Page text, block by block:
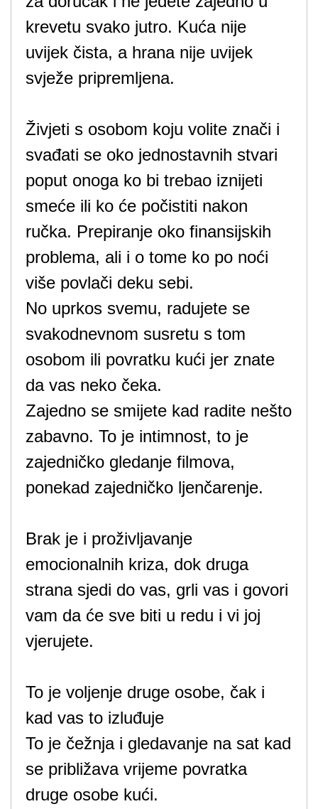
krevetu svako jutro. Kuća nije
uvijek čista, a hrana nije uvijek
svježe pripremljena.
Živjeti s osobom koju volite znači i
svađati se oko jednostavnih stvari
poput onoga ko bi trebao iznijeti
smeće ili ko će počistiti nakon
ručka. Prepiranje oko finansijskih
problema, ali i o tome ko po noći
više povlači deku sebi.
No uprkos svemu, radujete se
svakodnevnom susretu s tom
osobom ili povratku kući jer znate
da vas neko čeka.
Zajedno se smijete kad radite nešto
zabavno. To je intimnost, to je
zajedničko gledanje filmova,
ponekad zajedničko ljenčarenje.
Brak je i proživljavanje
emocionalnih kriza, dok druga
strana sjedi do vas, grli vas i govori
vam da će sve biti u redu i vi joj
vjerujete.
To je voljenje druge osobe, čak i
kad vas to izluđuje
To je čežnja i gledavanje na sat kad
se približava vrijeme povratka
druge osobe kući.